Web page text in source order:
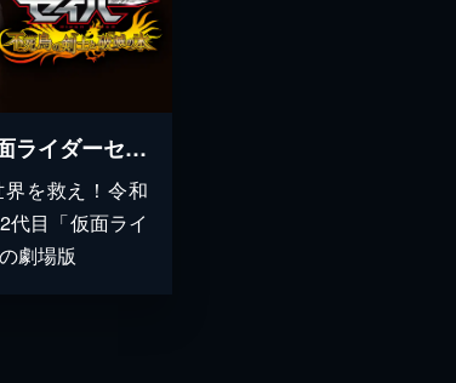
劇場短編 仮面ライダーセイバー 不死鳥の剣士と破滅の本
を救え！令和
代目「仮面ライ
劇場版